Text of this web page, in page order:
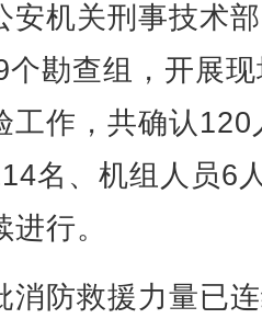
机关刑事技术
勘查组，开展
工作，共确认120
名、机组人员6
行。
防救援力量已